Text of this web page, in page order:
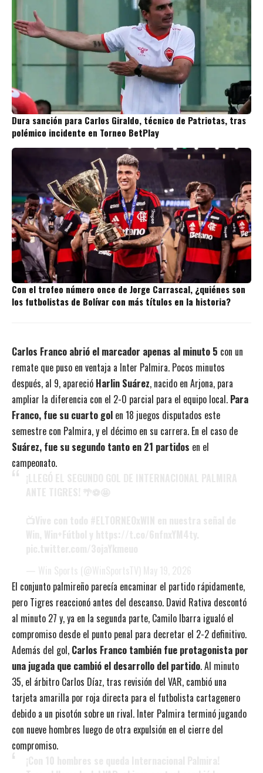
Dura sanción para Carlos Giraldo, técnico de Patriotas, tras
polémico incidente en Torneo BetPlay
Con el trofeo número once de Jorge Carrascal, ¿quiénes son
los futbolistas de Bolívar con más títulos en la historia?
Carlos Franco abrió el marcador apenas al minuto 5 con un
remate que puso en ventaja a Inter Palmira. Pocos minutos
después, al 9, apareció Harlin Suárez, nacido en Arjona, para
ampliar la diferencia con el 2-0 parcial para el equipo local. Para
Franco, fue su cuarto gol en 18 juegos disputados este
semestre con Palmira, y el décimo en su carrera. En el caso de
Suárez, fue su segundo tanto en 21 partidos en el
campeonato.
El conjunto palmireño parecía encaminar el partido rápidamente,
pero Tigres reaccionó antes del descanso. David Rativa descontó
al minuto 27 y, ya en la segunda parte, Camilo Ibarra igualó el
compromiso desde el punto penal para decretar el 2-2 definitivo.
Además del gol, Carlos Franco también fue protagonista por
una jugada que cambió el desarrollo del partido. Al minuto
35, el árbitro Carlos Díaz, tras revisión del VAR, cambió una
tarjeta amarilla por roja directa para el futbolista cartagenero
debido a un pisotón sobre un rival. Inter Palmira terminó jugando
con nueve hombres luego de otra expulsión en el cierre del
compromiso.